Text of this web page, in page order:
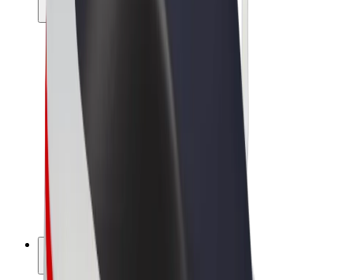
Utazás
Rollerek
Bolt Market
Bolt Food
Bolt Drive
Bolt cégeknek
E-kerékpárok
Bolt Plus
Keress a Bolttal